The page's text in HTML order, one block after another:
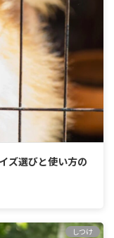
ズ選びと使い方の
しつけ